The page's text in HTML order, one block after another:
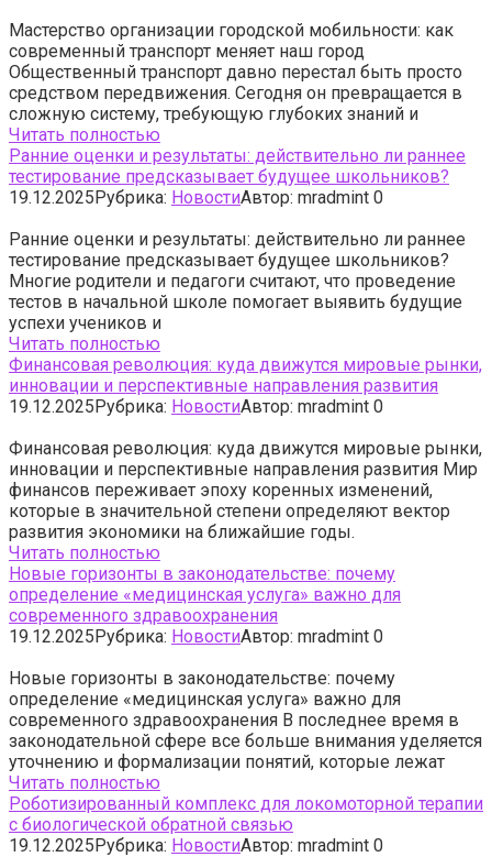
Мастерство организации городской мобильности: как
современный транспорт меняет наш город
Общественный транспорт давно перестал быть просто
средством передвижения. Сегодня он превращается в
сложную систему, требующую глубоких знаний и
Читать полностью
Ранние оценки и результаты: действительно ли раннее
тестирование предсказывает будущее школьников?
19.12.2025Рубрика: НовостиАвтор: mradmint 0
Ранние оценки и результаты: действительно ли раннее
тестирование предсказывает будущее школьников?
Многие родители и педагоги считают, что проведение
тестов в начальной школе помогает выявить будущие
успехи учеников и
Читать полностью
Финансовая революция: куда движутся мировые рынки,
инновации и перспективные направления развития
19.12.2025Рубрика: НовостиАвтор: mradmint 0
Финансовая революция: куда движутся мировые рынки,
инновации и перспективные направления развития Мир
финансов переживает эпоху коренных изменений,
которые в значительной степени определяют вектор
развития экономики на ближайшие годы.
Читать полностью
Новые горизонты в законодательстве: почему
определение «медицинская услуга» важно для
современного здравоохранения
19.12.2025Рубрика: НовостиАвтор: mradmint 0
Новые горизонты в законодательстве: почему
определение «медицинская услуга» важно для
современного здравоохранения В последнее время в
законодательной сфере все больше внимания уделяется
уточнению и формализации понятий, которые лежат
Читать полностью
Роботизированный комплекс для локомоторной терапии
с биологической обратной связью
19.12.2025Рубрика: НовостиАвтор: mradmint 0